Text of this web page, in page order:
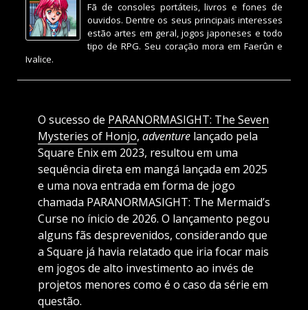
Fã de consoles portáteis, livros e fones de
ouvidos. Dentre os seus principais interesses
estão artes em geral, jogos japoneses e todo
tipo de RPG. Seu coração mora em Faerûn e
Ivalice.
O sucesso de PARANORMASIGHT: The Seven
Mysteries of Honjo, adventurelançado pela
Square Enix em 2023, resultou em uma
sequência direta em mangá lançada em 2025
e uma nova entrada em forma de jogo
chamada PARANORMASIGHT: The Mermaid’s
Curse no ínicio de 2026. O lançamento pegou
alguns fãs desprevenidos, considerando que
a Square já havia relatado que iria focar mais
em jogos de alto investimento ao invés de
projetos menores como é o caso da série em
questão.